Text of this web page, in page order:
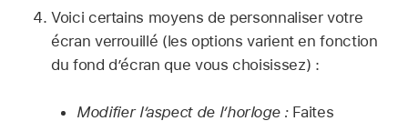
Voici certains moyens de personnaliser votre
écran verrouillé (les options varient en fonction
du fond d’écran que vous choisissez) :
Modifier l’aspect de l’horloge :Faites